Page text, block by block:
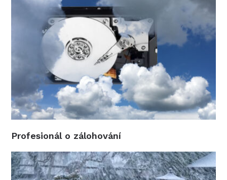
Profesionál o zálohování